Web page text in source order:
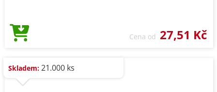
Cena od 27,51 Kč
Skladem: 21.000 ks